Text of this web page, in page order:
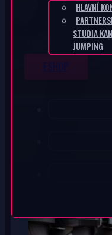
HLAVNÍ
STUDIA
JUMPING